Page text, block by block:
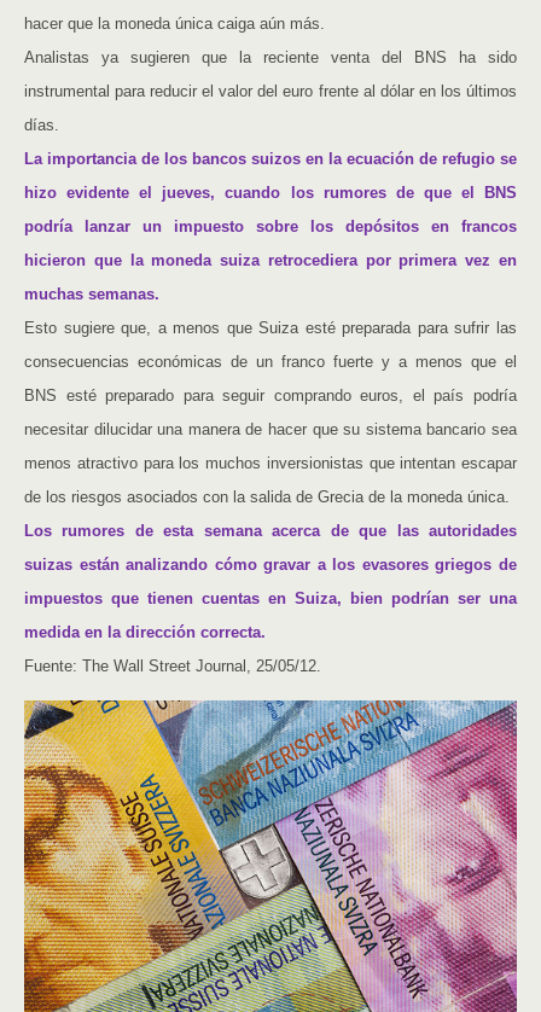
hacer que la moneda única caiga aún más.
Analistas ya sugieren que la reciente venta del BNS ha sido
instrumental para reducir el valor del euro frente al dólar en los últimos
días.
La importancia de los bancos suizos en la ecuación de refugio se
hizo evidente el jueves, cuando los rumores de que el BNS
podría lanzar un impuesto sobre los depósitos en francos
hicieron que la moneda suiza retrocediera por primera vez en
muchas semanas.
Esto sugiere que, a menos que Suiza esté preparada para sufrir las
consecuencias económicas de un franco fuerte y a menos que el
BNS esté preparado para seguir comprando euros, el país podría
necesitar dilucidar una manera de hacer que su sistema bancario sea
menos atractivo para los muchos inversionistas que intentan escapar
de los riesgos asociados con la salida de Grecia de la moneda única.
Los rumores de esta semana acerca de que las autoridades
suizas están analizando cómo gravar a los evasores griegos de
impuestos que tienen cuentas en Suiza, bien podrían ser una
medida en la dirección correcta.
Fuente: The Wall Street Journal, 25/05/12.